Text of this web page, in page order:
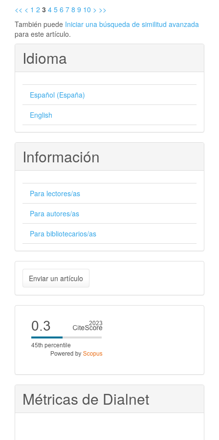
<< < 1 2 3 4 5 6 7 8 9 10 > >>
También puede Iniciar una búsqueda de similitud avanzada
para este artículo.
Idioma
Español (España)
English
Información
Para lectores/as
Para autores/as
Para bibliotecarios/as
Enviar
un
artículo
Enviar un artículo
Cite
score
Métricas de Dialnet